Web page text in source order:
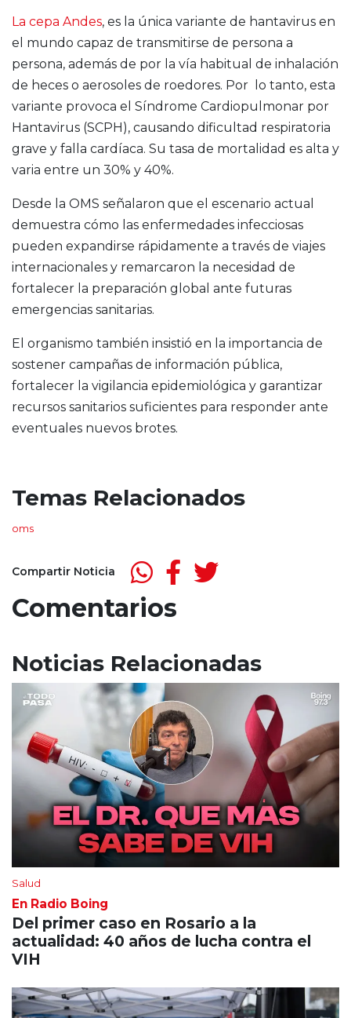
La cepa Andes, es la única variante de hantavirus en
el mundo capaz de transmitirse de persona a
persona, además de por la vía habitual de inhalación
de heces o aerosoles de roedores. Por lo tanto, esta
variante provoca el Síndrome Cardiopulmonar por
Hantavirus (SCPH), causando dificultad respiratoria
grave y falla cardíaca. Su tasa de mortalidad es alta y
varia entre un 30% y 40%.
Desde la OMS señalaron que el escenario actual
demuestra cómo las enfermedades infecciosas
pueden expandirse rápidamente a través de viajes
internacionales y remarcaron la necesidad de
fortalecer la preparación global ante futuras
emergencias sanitarias.
El organismo también insistió en la importancia de
sostener campañas de información pública,
fortalecer la vigilancia epidemiológica y garantizar
recursos sanitarios suficientes para responder ante
eventuales nuevos brotes.
Temas Relacionados
oms
Compartir Noticia
Comentarios
Noticias Relacionadas
Salud
En Radio Boing
Del primer caso en Rosario a la
actualidad: 40 años de lucha contra el
VIH